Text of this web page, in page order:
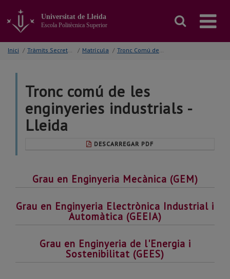
contingut
principal
Universitat de Lleida
Escola Politècnica Superior
Inici / Tràmits Secretaria / Matrícula / Tronc Comú de les Enginyeries Industrials - Lleida
Tronc comú de les
enginyeries industrials -
Lleida
DESCARREGAR PDF
Grau en Enginyeria Mecànica (GEM)
Grau en Enginyeria Electrònica Industrial i
Automàtica (GEEIA)
Grau en Enginyeria de l'Energia i
Sostenibilitat (GEES)